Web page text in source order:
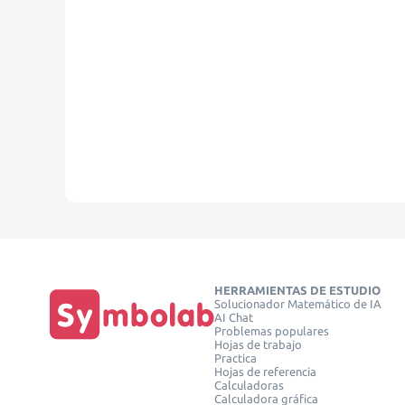
HERRAMIENTAS DE ESTUDIO
Solucionador Matemático de IA
AI Chat
Problemas populares
Hojas de trabajo
Practica
Hojas de referencia
Calculadoras
Calculadora gráfica